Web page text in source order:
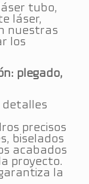
tubo,
láser,
nuestras
los
plegado,
detalles
precisos
biselados
acabados
proyecto.
la